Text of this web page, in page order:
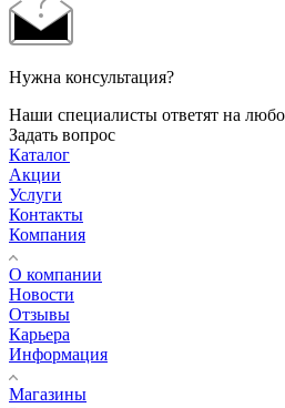
Нужна консультация?
Наши специалисты ответят на
Задать вопрос
Каталог
Акции
Услуги
Контакты
Компания
О компании
Новости
Отзывы
Карьера
Информация
Магазины